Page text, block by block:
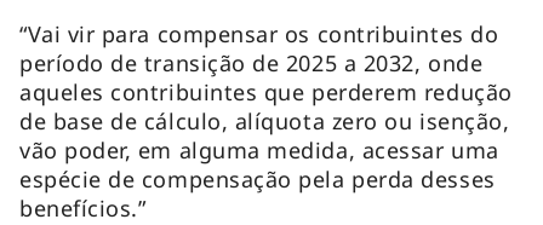
“Vai vir para compensar os contribuintes do
período de transição de 2025 a 2032, onde
aqueles contribuintes que perderem redução
de base de cálculo, alíquota zero ou isenção,
vão poder, em alguma medida, acessar uma
espécie de compensação pela perda desses
benefícios.”